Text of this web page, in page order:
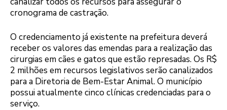
cronograma de castração.
O credenciamento já existente na prefeitura deverá
receber os valores das emendas para a realização das
cirurgias em cães e gatos que estão represadas. Os R$
2 milhões em recursos legislativos serão canalizados
para a Diretoria de Bem-Estar Animal. O município
possui atualmente cinco clínicas credenciadas para o
serviço.